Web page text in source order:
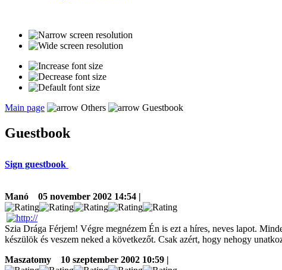
Main page Others Guestbook
Guestbook
Sign guestbook
Manó 05 november 2002 14:54 |
Szia Drága Férjem! Végre megnézem Én is ezt a híres, neves lapot.
készülök és veszem neked a következőt. Csak azért, hogy nehogy
Maszatomy
10 szeptember 2002 10:59 |